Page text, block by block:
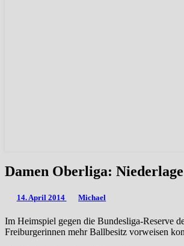
Damen
Oberliga:
Nachspielzeit
Damen Oberliga:
14. April 2014 Michael
Im Heimspiel gegen die Bundesliga-Reserve
Freiburgerinnen mehr Ballbesitz vorweisen